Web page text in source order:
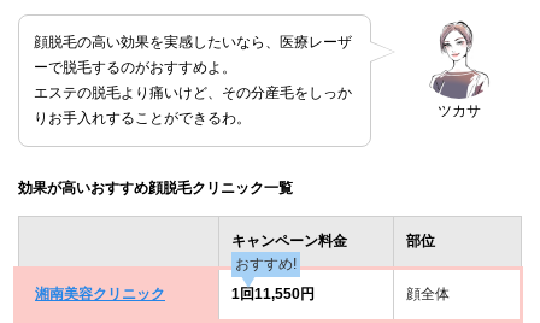
ツカサ
顔脱毛の高い効果を実感したいなら、医療レーザ
ーで脱毛するのがおすすめよ。
エステの脱毛より痛いけど、その分産毛をしっか
りお手入れすることができるわ。
効果が高いおすすめ顔脱毛クリニック一覧
キャンペーン料金 部位
湘南美容クリニック
おすすめ!
1回11,550円
顔全体